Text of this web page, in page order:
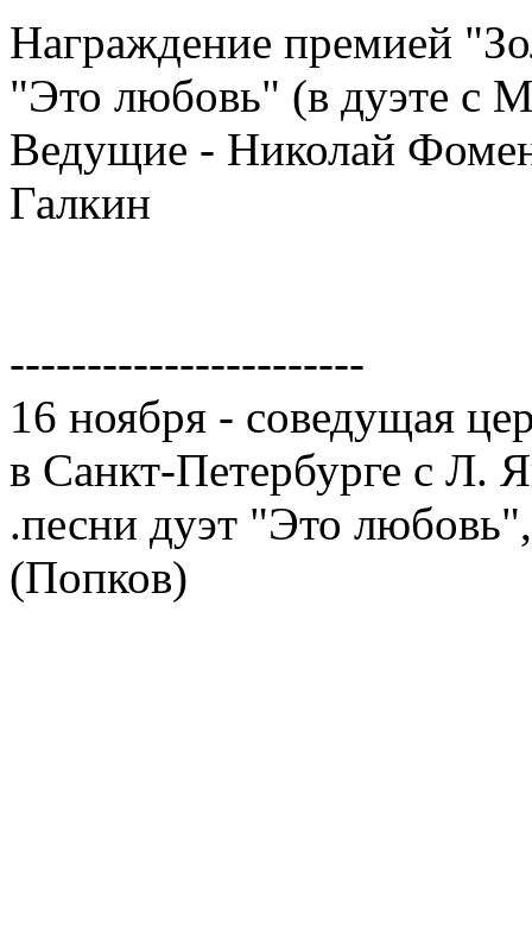
Награждение премией
"Это любовь" (в дуэте с
Ведущие - Николай
Галкин
-----------------------
16 ноября - соведущая
в Санкт-Петербурге с Л.
.песни дуэт "Это
(Попков)